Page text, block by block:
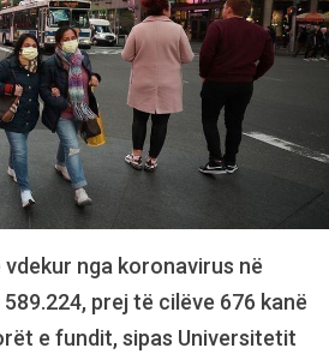
nga koronavirus në
prej të cilëve 676 kanë
e fundit, sipas Universitetit